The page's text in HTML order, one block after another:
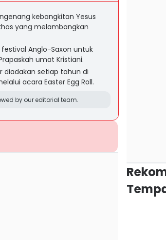
kebangkitan Yesus
yang melambangkan
Anglo-Saxon untuk
umat Kristiani.
diadakan setiap tahun di
acara Easter Egg Roll.
by our editorial team.